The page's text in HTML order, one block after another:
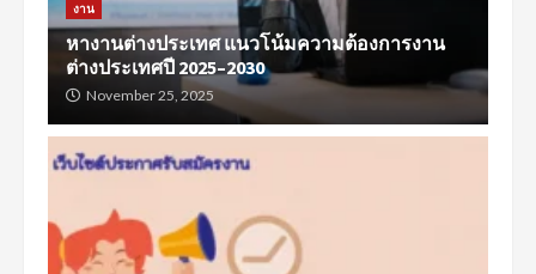
งาน
หางานต่างประเทศ แนวโน้มความต้องการงาน
ต่างประเทศปี 2025–2030
November 25, 2025